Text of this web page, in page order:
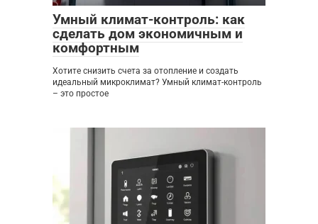
Умный климат-контроль: как
сделать дом экономичным и
комфортным
Хотите снизить счета за отопление и создать
идеальный микроклимат? Умный климат-контроль
– это простое